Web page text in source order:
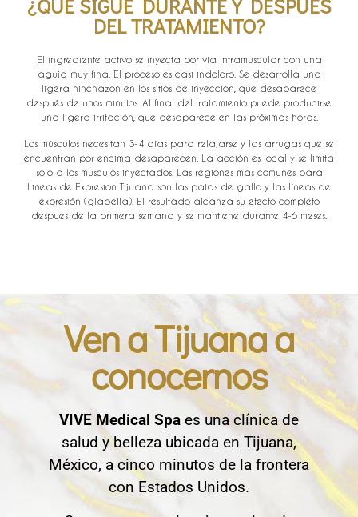
¿QUÉ SIGUE DURANTE Y DESPUÉS
DEL TRATAMIENTO?
El ingrediente activo se inyecta por vía intramuscular con una
aguja muy fina. El proceso es casi indoloro. Se desarrolla una
ligera hinchazón en los sitios de inyección, que desaparece
después de unos minutos. Al final del tratamiento puede producirse
una ligera irritación, que desaparece en las próximas horas.
Los músculos necesitan 3-4 días para relajarse y las arrugas que se
encuentran por encima desaparecen. La acción es local y se limita
solo a los músculos inyectados. Las regiones más comunes para
Lineas de Expresion Tijuana son las patas de gallo y las líneas de
expresión (glabella). El resultado alcanza su efecto completo
después de la primera semana y se mantiene durante 4-6 meses.
Ven a Tijuana a
conocernos
VIVE Medical Spa es una clínica de
salud y belleza ubicada en Tijuana,
México, a cinco minutos de la frontera
con Estados Unidos.